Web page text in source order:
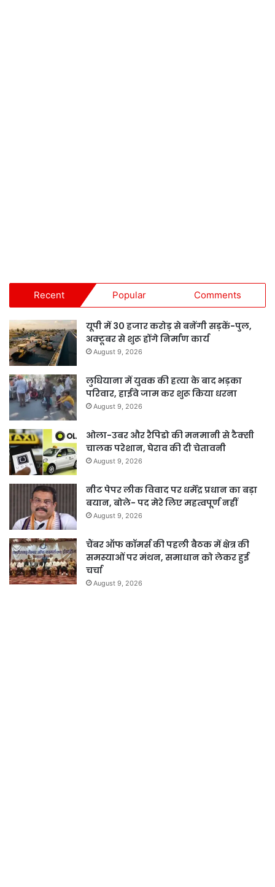
Recent Popular Comments
यूपी में 30 हजार करोड़ से बनेंगी सड़कें-पुल,
अक्टूबर से शुरू होंगे निर्माण कार्य
August 9, 2026
लुधियाना में युवक की हत्या के बाद भड़का
परिवार, हाईवे जाम कर शुरू किया धरना
August 9, 2026
ओला-उबर और रैपिडो की मनमानी से टैक्सी
चालक परेशान, घेराव की दी चेतावनी
August 9, 2026
नीट पेपर लीक विवाद पर धर्मेंद्र प्रधान का बड़ा
बयान, बोले- पद मेरे लिए महत्वपूर्ण नहीं
August 9, 2026
चैंबर ऑफ कॉमर्स की पहली बैठक में क्षेत्र की
समस्याओं पर मंथन, समाधान को लेकर हुई
चर्चा
August 9, 2026